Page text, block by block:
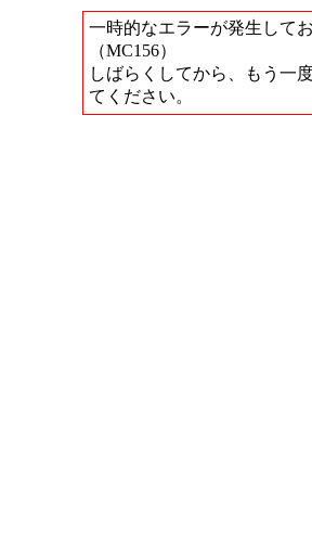
一時的なエラーが発生してお
（MC156）
しばらくしてから、もう一
てください。